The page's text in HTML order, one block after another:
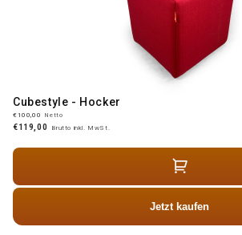
Cubestyle - Hocker
€100,00 Netto
€119,00 Brutto inkl. MwSt.
Jetzt kaufen